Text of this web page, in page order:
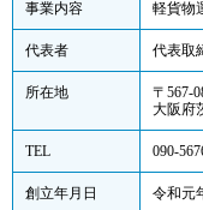
事業内容 軽貨物
代表者 代表取
所在地
〒567-
大阪府
TEL 090-
創立年月日 令和元